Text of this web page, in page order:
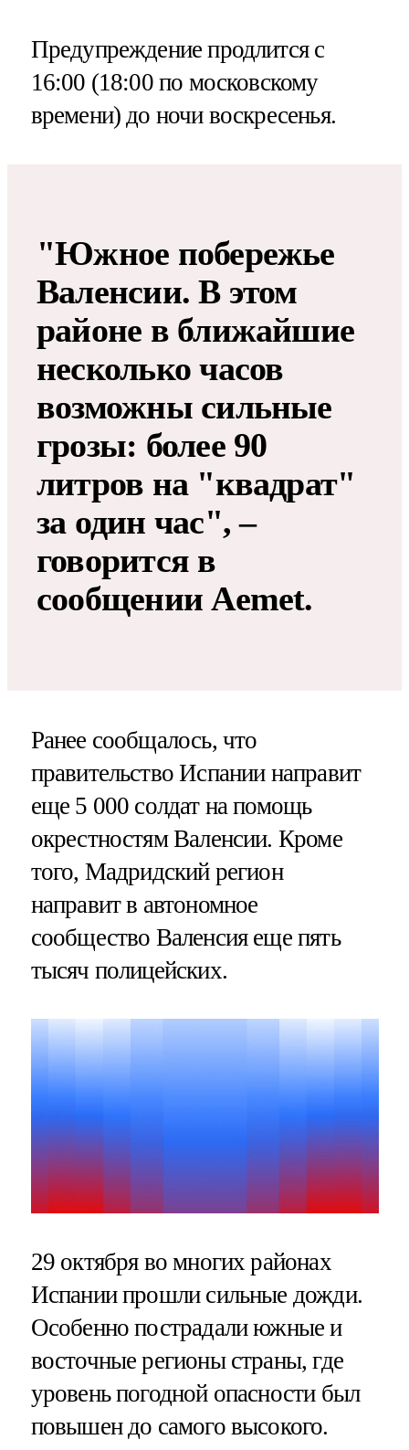
Предупреждение продлится с
16:00 (18:00 по московскому
времени) до ночи воскресенья.
"Южное побережье
Валенсии​​​. В этом
районе в ближайшие
несколько часов
возможны сильные
грозы: более 90
литров на "квадрат"
за один час", –
говорится в
сообщении Aemet.
Ранее сообщалось, что
правительство Испании направит
еще 5 000 солдат на помощь
окрестностям Валенсии. Кроме
того, Мадридский регион
направит в автономное
сообщество Валенсия еще пять
тысяч полицейских.
29 октября во многих районах
Испании прошли сильные дожди.
Особенно пострадали южные и
восточные регионы страны, где
уровень погодной опасности был
повышен до самого высокого.